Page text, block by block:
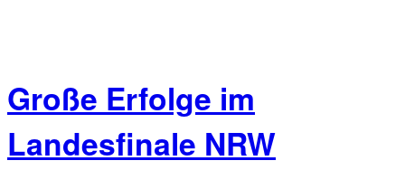
Große Erfolge im
Landesfinale NRW